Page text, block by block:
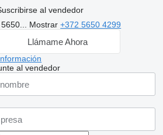
al vendedor
Mostrar+372 5650 4299
Llámame Ahora
al vendedor